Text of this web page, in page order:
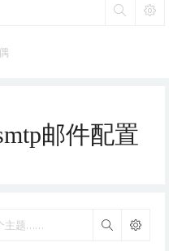
邮件配置
搜索